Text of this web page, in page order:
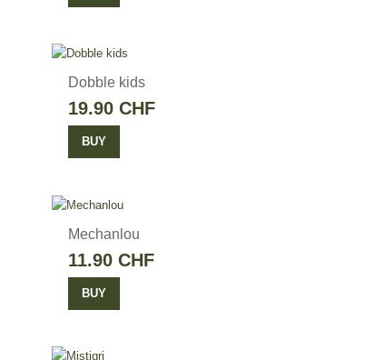
Dobble kids
19.90 CHF
BUY
Mechanlou
11.90 CHF
BUY